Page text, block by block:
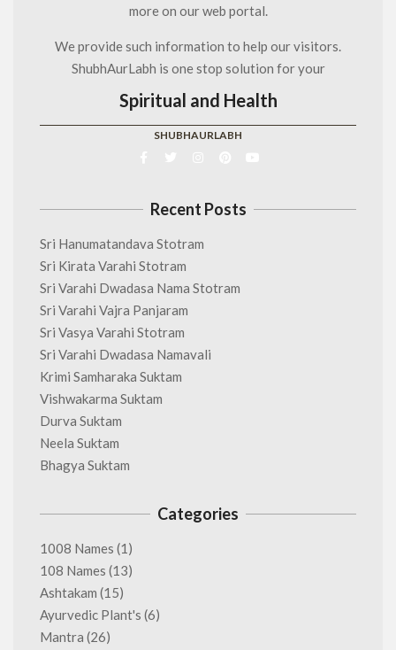
more on our web portal.
We provide such information to help our visitors.
ShubhAurLabh is one stop solution for your
Spiritual and Health
SHUBHAURLABH
Recent Posts
Sri Hanumatandava Stotram
Sri Kirata Varahi Stotram
Sri Varahi Dwadasa Nama Stotram
Sri Varahi Vajra Panjaram
Sri Vasya Varahi Stotram
Sri Varahi Dwadasa Namavali
Krimi Samharaka Suktam
Vishwakarma Suktam
Durva Suktam
Neela Suktam
Bhagya Suktam
Categories
1008 Names (1)
108 Names (13)
Ashtakam (15)
Ayurvedic Plant's (6)
Mantra (26)